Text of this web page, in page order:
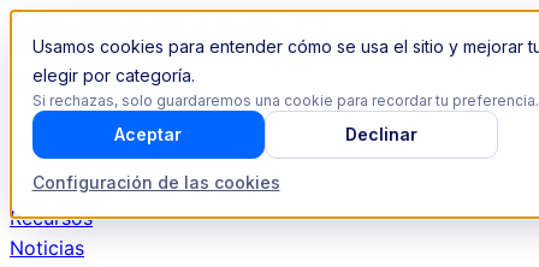
Usamos cookies para entender cómo se usa el sitio y mejorar
elegir por categoría.
Si rechazas, solo guardaremos una cookie para recordar tu preferencia.
Configuración de las cookies
Aceptar Declinar
Revenue Operations
Industrias
Recursos
Noticias